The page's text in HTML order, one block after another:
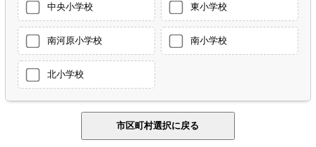
中央小学校 東小学校
南河原小学校 南小学校
北小学校